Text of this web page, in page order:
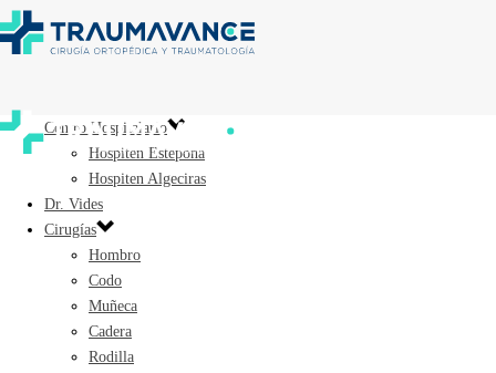
Centro Hospitalario
Hospiten Estepona
Hospiten Algeciras
Dr. Vides
Cirugías
Hombro
Codo
Muñeca
Cadera
Rodilla